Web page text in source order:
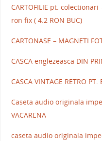
CARTOFILIE pt.
ron fix ( 4.2 RON BUC)
CARTONASE – MAGNETI
CASCA englezeasca DIN
CASCA VINTAGE RETRO
Caseta audio originala
VACARENA
caseta audio originala